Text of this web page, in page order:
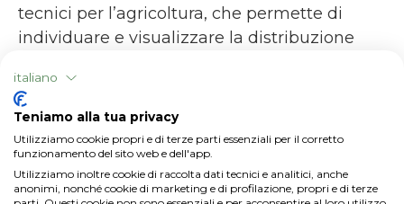
tecnici per l’agricoltura, che permette di
individuare e visualizzare la distribuzione
ai confini di ciascun campo coltivato, da
remoto e attraverso un’unica piattaforma.
Ciò significa che, con pochi click, si potrà
scoprire quali colture sono presenti in una
determinata area geografica, stato o regione,
italiano
Teniamo alla tua privacy
Utilizziamo cookie propri e di terze parti essenziali per il corretto
funzionamento del sito web e dell'app.
Utilizziamo inoltre cookie di raccolta dati tecnici e analitici, anche
anonimi, nonché cookie di marketing e di profilazione, propri e di terze